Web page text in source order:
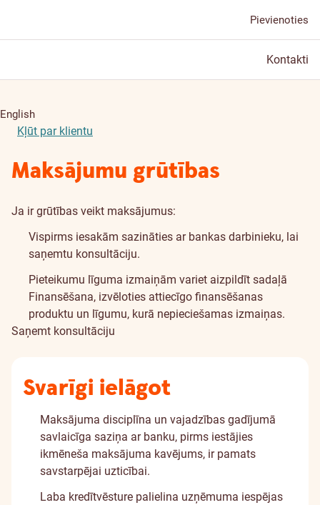
Pievienoties
Kontakti
English
Kļūt par klientu
Maksājumu grūtības
Ja ir grūtības veikt maksājumus:
Vispirms iesakām sazināties ar bankas darbinieku, lai
saņemtu konsultāciju.
Pieteikumu līguma izmaiņām variet aizpildīt sadaļā
Finansēšana, izvēloties attiecīgo finansēšanas
produktu un līgumu, kurā nepieciešamas izmaiņas.
Saņemt konsultāciju
Svarīgi ielāgot
Maksājuma disciplīna un vajadzības gadījumā
savlaicīga saziņa ar banku, pirms iestājies
ikmēneša maksājuma kavējums, ir pamats
savstarpējai uzticībai.
Laba kredītvēsture palielina uzņēmuma iespējas